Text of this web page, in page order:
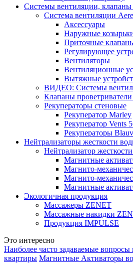
Системы вентиляции, клапаны
Система вентиляции
Аксессуары
Наружные
Приточные
Регулирующее
Вентиляторы
Вентиляционные
Вытяжные
ВИДЕО: Системы
Клапаны
Рекуператоры стеновые
Рекуператор Marley
Рекуператор Vents
Рекуператоры
Нейтрализаторы жесткости
Нейтрализатор
Магнитные
Магнито-
Магнито-
Магнитные
Экологичная продукция
Массажеры ZENET
Массажные накидки
Продукция IMPULSE
Это интересно
Наиболее часто задаваемые
квартиры Магнитные Активаторы